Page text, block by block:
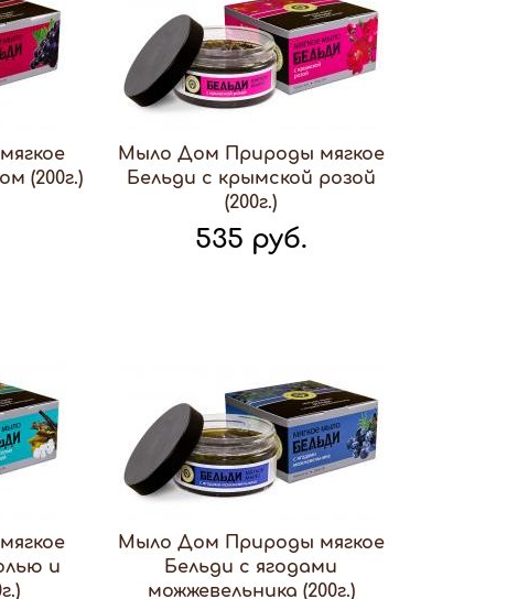
(200г.)
Мыло Дом Природы мягкое
Бельди с крымской розой
(200г.)
535 руб.
и
Мыло Дом Природы мягкое
Бельди с ягодами
можжевельника (200г.)